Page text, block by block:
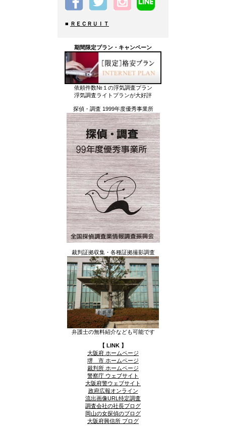
■ ＲＥＣＲＵＩＴ
期間限定プラン・キャンペーン
依頼件数№１の浮気調査プラン
浮気調査ライトプランが大好評
探偵・調査 1999年度優秀事業所
裁判証拠収集・各種証拠撮影調査
弁護士の無料紹介なども可能です
【 LINK 】
大阪府 ホームページ
堺 市 ホームページ
裁判所 ホームページ
警察庁 ウェブサイト
大阪府警ウェブサイト
政府広報オンライン
流出画像URL特定調査
調査会社の社長ブログ
岡山の女探偵のブログ
大阪府興信所 ブログ